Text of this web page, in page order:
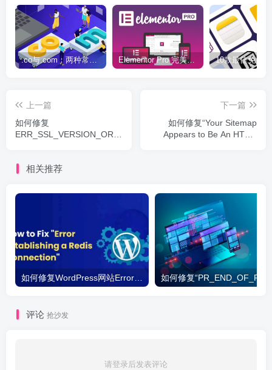
Elementor Pro 完美汉化中文版（含全套模板）|可视化编辑页面自定义设计WordPress插件
上一篇
如何修复
ERR_SSL_VERSION_OR_CIPHER_MISMATCH
下一篇
如何修复“Your Sitemap
Appears to Be An HTML
相关推荐
评论 抢沙发
请登录后发表评论